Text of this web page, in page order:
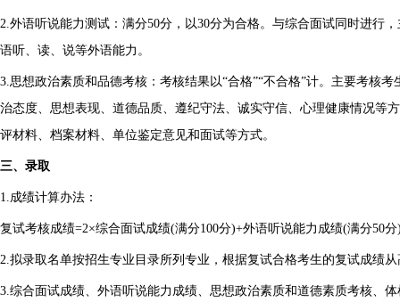
2.外语听说能力测试：满分50分，以30分为合格。与综合面试同时进行
语听、读、说等外语能力。
3.思想政治素质和品德考核：考核结果以“合格”“不合格”计。主要考核
治态度、思想表现、道德品质、遵纪守法、诚实守信、心理健康情况等
评材料、档案材料、单位鉴定意见和面试等方式。
三、录取
1.成绩计算办法：
复试考核成绩=2×综合面试成绩(满分100分)+外语听说能力成绩(满分50分
2.拟录取名单按招生专业目录所列专业，根据复试合格考生的复试成绩
3.综合面试成绩、外语听说能力成绩、思想政治素质和道德素质考核、